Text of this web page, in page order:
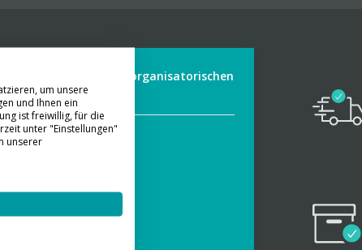
ist leider aus organisatorischen
um unsere
und Ihnen ein
ist freiwillig, für die
unter "Einstellungen"
unserer